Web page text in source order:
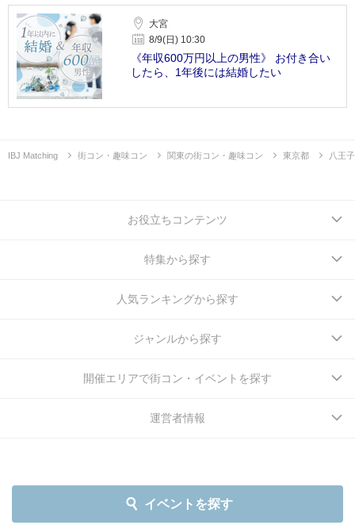
大宮
8/9(日) 10:30
《年収600万円以上の男性》 お付き合い
したら、1年後には結婚したい
IBJ Matching 街コン・趣味コン 関東の街コン・趣味コン 東京都 八王子
イベントを探す
お役立ちコンテンツ
特集から探す
人気ランキングから探す
ジャンルから探す
開催エリアで街コン・イベントを探す
運営者情報